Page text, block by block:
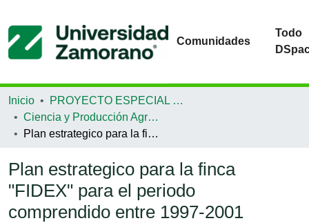
Comunidades
Todo
Inicio
PROYECTO ESPECIAL DE GRADUACIÓN
Ciencia y Producción Agropecuaria
Plan estrategico para la finca "FIDEX" para el periodo comprendido entre 1997-2001
Plan estrategico para la finca
"FIDEX" para el periodo
comprendido entre 1997-2001